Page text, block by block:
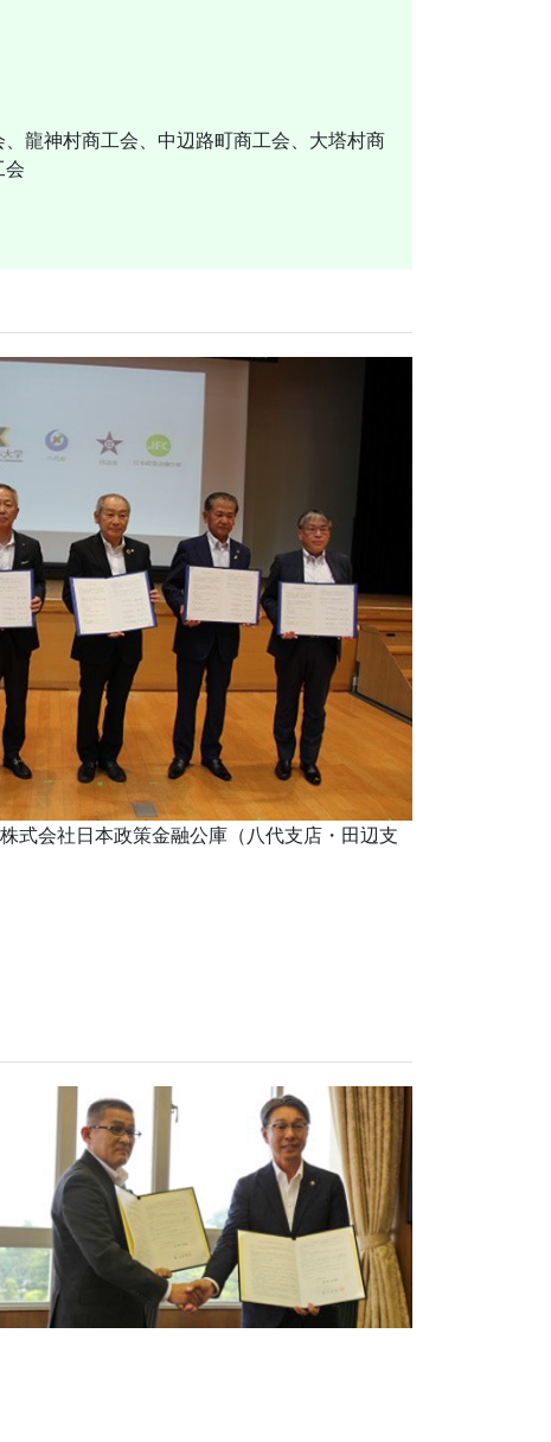
龍神村商工会、中辺路町商工会、大塔村商
会
式会社日本政策金融公庫（八代支店・田辺支